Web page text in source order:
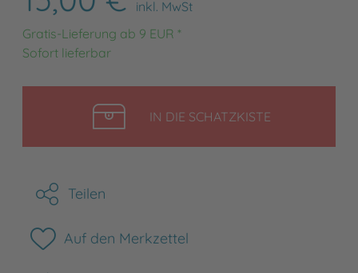
inkl. MwSt
Gratis-Lieferung ab 9 EUR *
Sofort lieferbar
IN DIE SCHATZKISTELEGEN
Teilen
Auf den Merkzettel